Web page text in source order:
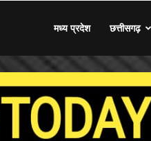
मध्य प्रदेश छत्तीसगढ़